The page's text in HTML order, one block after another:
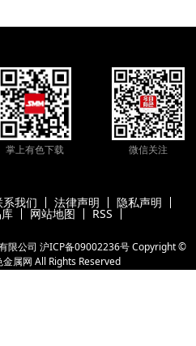
掌上有色下载 微信关注
系我们 法律声明 隐私声明
网站地图 RSS
限公司 沪ICP备09002236号Copyright ©
金属网 All Rights Reserved